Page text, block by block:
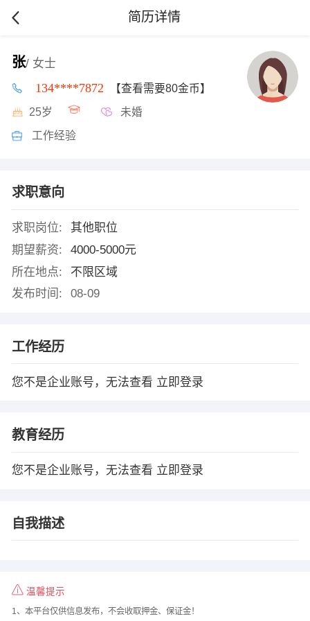
简历详情
张/ 女士
134****7872 【查看需要80金币】
25岁 未婚
工作经验
求职意向
求职岗位:
其他职位
期望薪资:
4000-5000元
所在地点:
不限区域
发布时间:
08-09
工作经历
您不是企业账号，无法查看 立即登录
教育经历
您不是企业账号，无法查看 立即登录
自我描述
温馨提示
1、本平台仅供信息发布，不会收取押金、保证金！